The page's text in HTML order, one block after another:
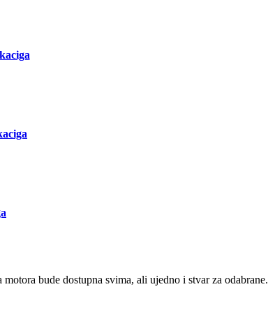
bude dostupna svima, ali ujedno i stvar za odabrane.